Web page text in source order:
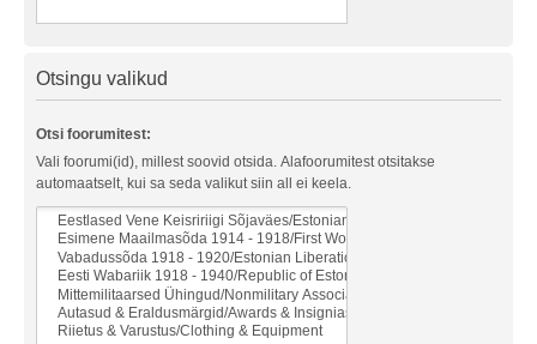
Otsingu valikud
Otsi foorumitest:
Vali foorumi(id), millest soovid otsida. Alafoorumitest otsitakse
automaatselt, kui sa seda valikut siin all ei keela.